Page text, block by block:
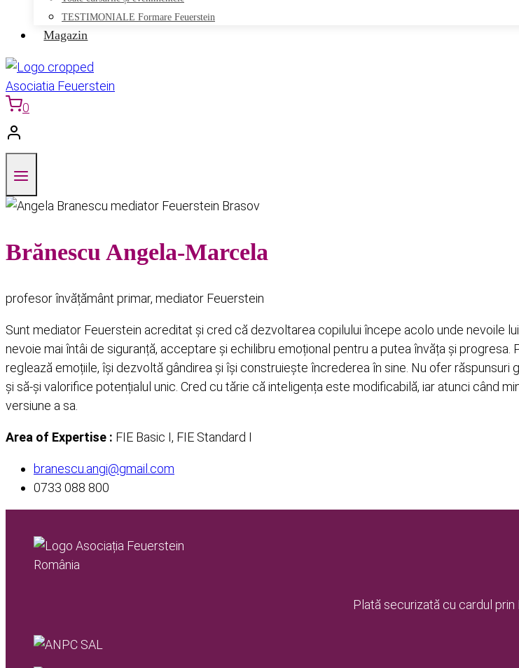
TESTIMONIALE Formare Feuerstein
Magazin
0
Brănescu Angela-Marcela
profesor învățământ primar, mediator Feuerstein
Sunt mediator Feuerstein acreditat și cred că dezvoltarea copilului începe acolo unde nevoile
nevoie mai întâi de siguranță, acceptare și echilibru emoțional pentru a putea învăța și
reglează emoțiile, își dezvoltă gândirea și își construiește încrederea în sine. Nu ofer
și să-și valorifice potențialul unic. Cred cu tărie că inteligența este modificabilă, iar atunci când
versiune a sa.
Area of Expertise : FIE Basic I, FIE Standard I
branescu.angi@gmail.com
0733 088 800
Plată securizată cu cardul prin